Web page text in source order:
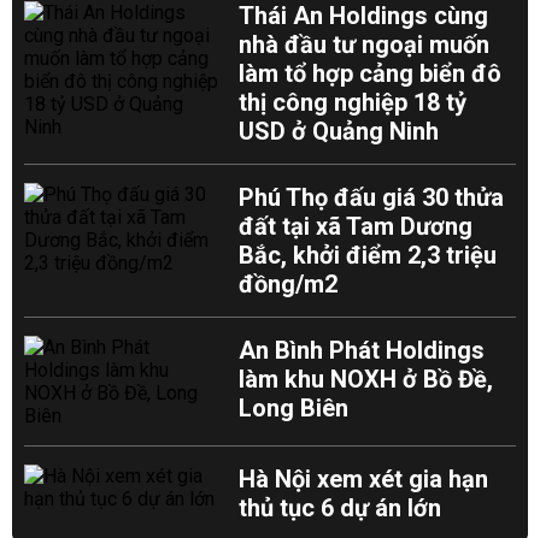
Thái An Holdings cùng
nhà đầu tư ngoại muốn
làm tổ hợp cảng biển đô
thị công nghiệp 18 tỷ
USD ở Quảng Ninh
Phú Thọ đấu giá 30 thửa
đất tại xã Tam Dương
Bắc, khởi điểm 2,3 triệu
đồng/m2
An Bình Phát Holdings
làm khu NOXH ở Bồ Đề,
Long Biên
Hà Nội xem xét gia hạn
thủ tục 6 dự án lớn